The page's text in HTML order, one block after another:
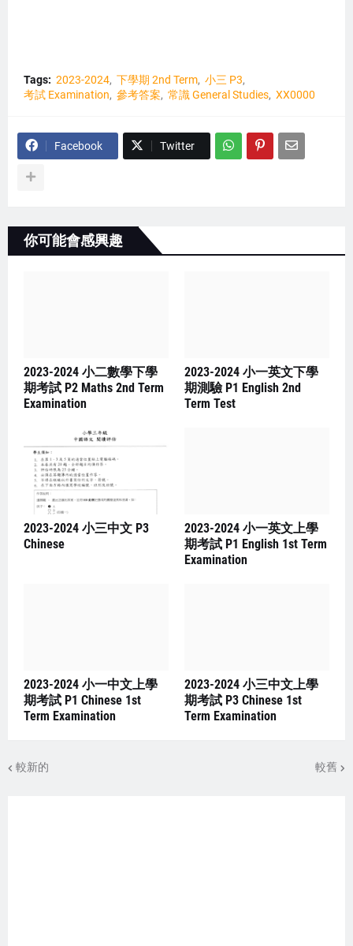
Tags: 2023-2024 下學期 2nd Term 小三 P3
考試 Examination
參考答案 常識 General Studies XX0000
Facebook Twitter
你可能會感興趣
2023-2024 小二數學下學
期考試 P2 Maths 2nd Term
Examination
2023-2024 小一英文下學
期測驗 P1 English 2nd
Term Test
2023-2024 小三中文 P3
Chinese
2023-2024 小一英文上學
期考試 P1 English 1st Term
Examination
2023-2024 小一中文上學
期考試 P1 Chinese 1st
Term Examination
2023-2024 小三中文上學
期考試 P3 Chinese 1st
Term Examination
較新的 較舊